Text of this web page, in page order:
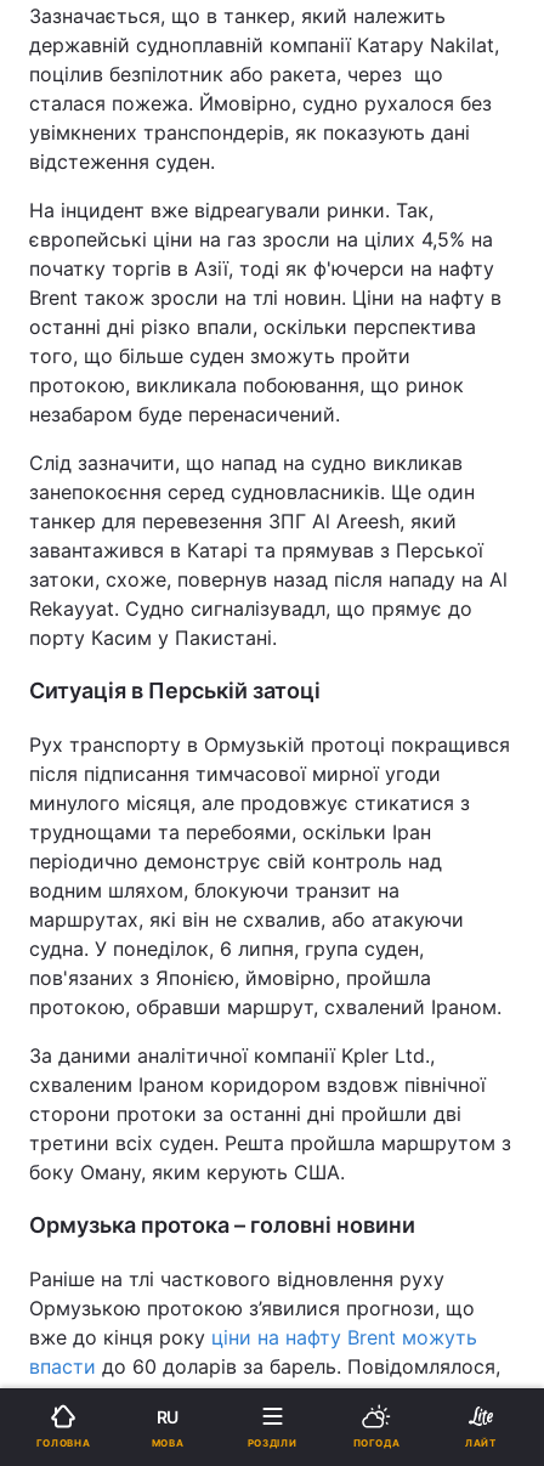
Зазначається, що в танкер, який належить
державній судноплавній компанії Катару Nakilat,
поцілив безпілотник або ракета, через що
сталася пожежа. Ймовірно, судно рухалося без
увімкнених транспондерів, як показують дані
відстеження суден.
На інцидент вже відреагували ринки. Так,
європейські ціни на газ зросли на цілих 4,5% на
початку торгів в Азії, тоді як ф'ючерси на нафту
Brent також зросли на тлі новин. Ціни на нафту в
останні дні різко впали, оскільки перспектива
того, що більше суден зможуть пройти
протокою, викликала побоювання, що ринок
незабаром буде перенасичений.
Слід зазначити, що напад на судно викликав
занепокоєння серед судновласників. Ще один
танкер для перевезення ЗПГ Al Areesh, який
завантажився в Катарі та прямував з Перської
затоки, схоже, повернув назад після нападу на Al
Rekayyat. Судно сигналізувадл, що прямує до
порту Касим у Пакистані.
Ситуація в Перській затоці
Рух транспорту в Ормузькій протоці покращився
після підписання тимчасової мирної угоди
минулого місяця, але продовжує стикатися з
труднощами та перебоями, оскільки Іран
періодично демонструє свій контроль над
водним шляхом, блокуючи транзит на
маршрутах, які він не схвалив, або атакуючи
судна. У понеділок, 6 липня, група суден,
пов'язаних з Японією, ймовірно, пройшла
протокою, обравши маршрут, схвалений Іраном.
За даними аналітичної компанії Kpler Ltd.,
схваленим Іраном коридором вздовж північної
сторони протоки за останні дні пройшли дві
третини всіх суден. Решта пройшла маршрутом з
боку Оману, яким керують США.
Ормузька протока – головні новини
Раніше на тлі часткового відновлення руху
Ормузькою протокою з’явилися прогнози, що
вже до кінця року ціни на нафту Brent можуть
впасти до 60 доларів за барель. Повідомлялося,
що глобальні запаси нафти вичерпані набагато
менше, ніж очікувалося.
ГОЛОВНА
RU
МОВА РОЗДІЛИ ПОГОДА ЛАЙТ